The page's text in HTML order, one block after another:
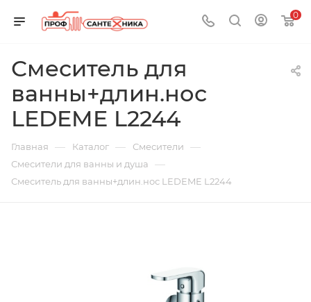
0
Смеситель для
ванны+длин.нос
LEDEME L2244
Главная — Каталог — Смесители —
Смесители для ванны и душа —
Смеситель для ванны+длин.нос LEDEME L2244